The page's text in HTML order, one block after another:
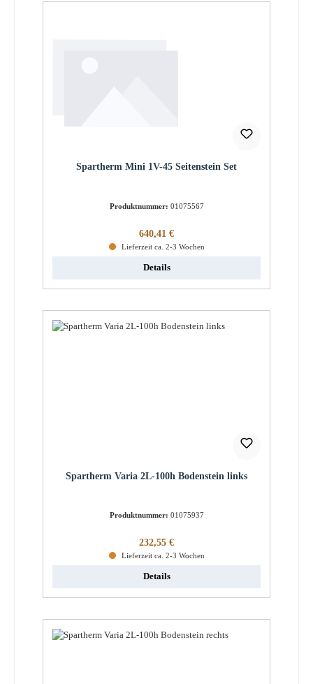
Spartherm Mini 1V-45 Seitenstein Set
Produktnummer: 01075567
Regulärer Preis:
640,41 €
Lieferzeit ca. 2-3 Wochen
Details
Spartherm Varia 2L-100h Bodenstein links
Produktnummer: 01075937
Regulärer Preis:
232,55 €
Lieferzeit ca. 2-3 Wochen
Details